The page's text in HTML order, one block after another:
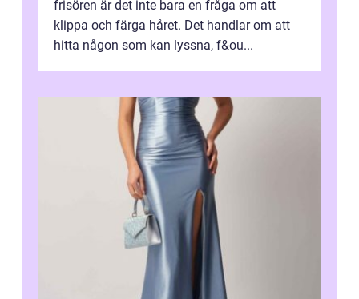
frisören är det inte bara en fråga om att
klippa och färga håret. Det handlar om att
hitta någon som kan lyssna, f&ou...